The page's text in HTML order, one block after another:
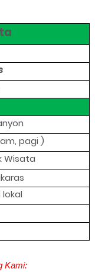
pagi )
Wisata
Kami: